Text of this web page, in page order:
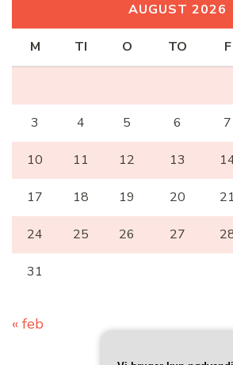
AUGUST 2026
M TI O TO F
3 4 5 6 7
10 11 12 13
17 18 19 20 21
24 25 26 27
31
« feb